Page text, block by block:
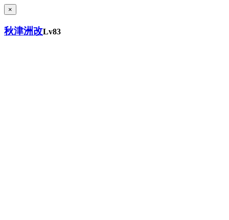
×
秋津洲改Lv83